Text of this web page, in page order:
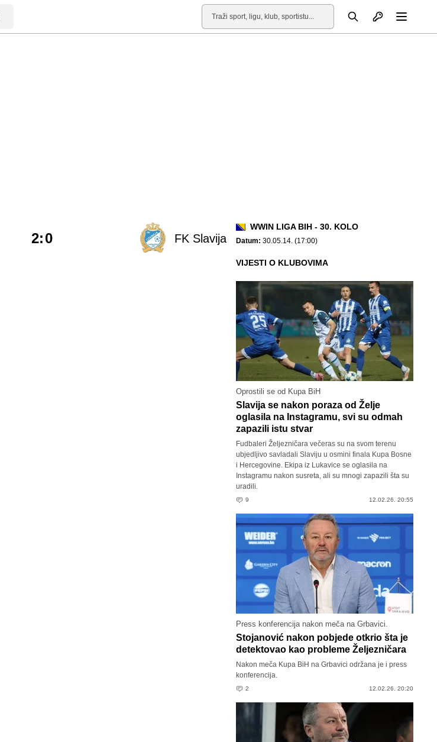
Pretraga Otvori profil
FK Slavija
2:0
WWIN LIGA BIH - 30. KOLO
Datum: 30.05.14. (17:00)
VIJESTI O KLUBOVIMA
Oprostili se od Kupa BiH
Slavija se nakon poraza od Želje
oglasila na Instagramu, svi su odmah
zapazili istu stvar
Fudbaleri Željezničara večeras su na svom terenu
ubjedljivo savladali Slaviju u osmini finala Kupa Bosne
i Hercegovine. Ekipa iz Lukavice se oglasila na
Instagramu nakon susreta, ali su mnogi zapazili šta su
uradili.
9 12.02.26. 20:55
Press konferencija nakon meča na Grbavici.
Stojanović nakon pobjede otkrio šta je
detektovao kao probleme Željezničara
Nakon meča Kupa BiH na Grbavici održana je i press
konferencija.
2 12.02.26. 20:20